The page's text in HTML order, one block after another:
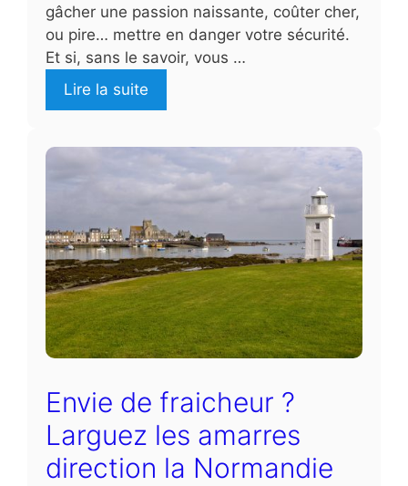
gâcher une passion naissante, coûter cher,
ou pire… mettre en danger votre sécurité.
Et si, sans le savoir, vous …
Lire la suite
Envie de fraicheur ?
Larguez les amarres
direction la Normandie